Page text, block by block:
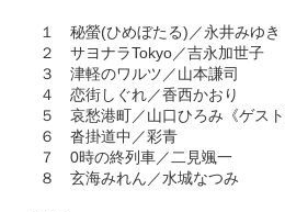
１ 秘螢(ひめぼたる)／永井みゆき
２ サヨナラTokyo／吉永加世子
３ 津軽のワルツ／山本謙司
４ 恋街しぐれ／香西かおり
５ 哀愁港町／山口ひろみ《ゲスト
６ 沓掛道中／彩青
７ 0時の終列車／二見颯一
８ 玄海みれん／水城なつみ